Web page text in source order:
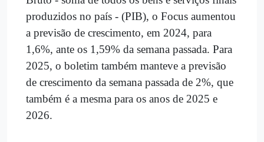
produzidos no país - (PIB), o Focus aumentou
a previsão de crescimento, em 2024, para
1,6%, ante os 1,59% da semana passada. Para
2025, o boletim também manteve a previsão
de crescimento da semana passada de 2%, que
também é a mesma para os anos de 2025 e
2026.